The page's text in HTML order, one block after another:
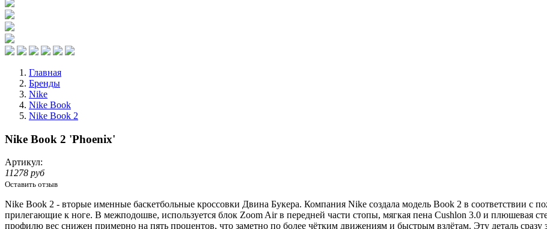
Главная
Бренды
Nike
Nike Book
Nike Book 2
Nike Book 2 'Phoenix'
Артикул:
11278 руб
Оставить отзыв
Nike Book 2 - вторые именные баскетбольные кроссовки Двина Букера. Компания Nike создала модель Book 2 в соответствии с
прилегающие к ноге. В межподошве, используется блок Zoom Air в передней части стопы, мягкая пена Cushlon 3.0 и плюшевая
профилю вес снижен примерно на пять процентов, что заметно по более чётким движениям и быстрым взлётам. Эту деталь сразу